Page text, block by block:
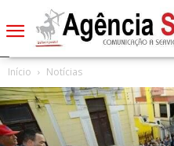
Início Notícias